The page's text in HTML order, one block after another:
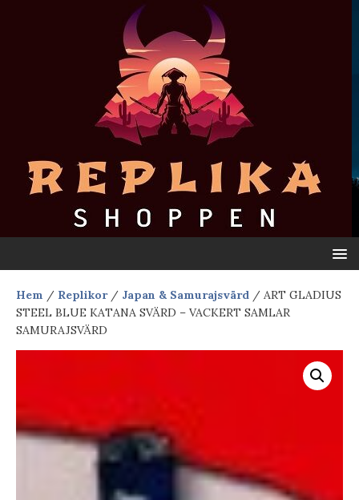
Hem / Replikor/ Japan & Samurajsvärd / ART GLADIUS
STEEL BLUE KATANA SVÄRD – VACKERT SAMLAR
SAMURAJSVÄRD